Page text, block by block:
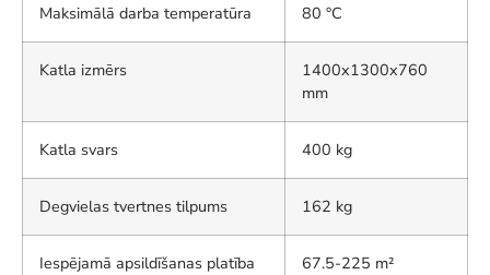
Maksimālā darba temperatūra 80 °C
Katla izmērs
1400x1300x760
mm
Katla svars 400 kg
Degvielas tvertnes tilpums 162 kg
Iespējamā apsildīšanas platība 67.5-225 m²